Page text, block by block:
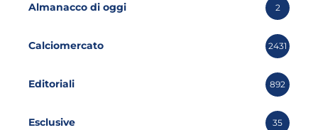
Almanacco di oggi 2
Calciomercato 2431
Editoriali 892
Esclusive 35